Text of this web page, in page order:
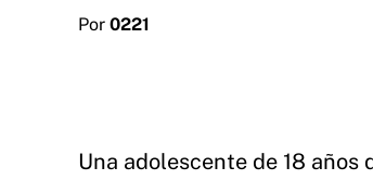
Por 0221
Una adolescente de 18 años